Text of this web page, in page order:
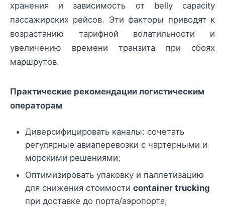
хранения и зависимость от belly capacity
пассажирских рейсов. Эти факторы приводят к
возрастанию тарифной волатильности и
увеличению времени транзита при сбоях
маршрутов.
Практические рекомендации логистическим
операторам
Диверсифицировать каналы: сочетать
регулярные авиаперевозки с чартерными и
морскими решениями;
Оптимизировать упаковку и паллетизацию
для снижения стоимости container trucking
при доставке до порта/аэропорта;